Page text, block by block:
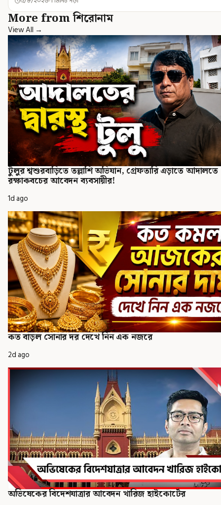
More from শিরোনাম
View All →
টুলুর শ্বশুরবাড়িতে তল্লাশি অভিযান, গ্রেফতারি এড়াতে আদালতে
রক্ষাকবচের আবেদন ব্যবসায়ীর!
1d ago
কত বাড়ল সোনার দর দেখে নিন এক নজরে
2d ago
অভিষেকের বিদেশযাত্রার আবেদন খারিজ হাইকোর্টের